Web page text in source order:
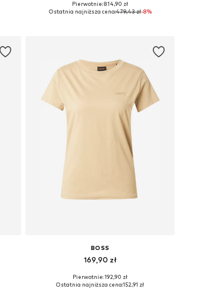
Dostępne rozmiary: 34, 36, 38, 40, 42, 44
Pierwotnie: 814,90 zł
Ostatnia najniższa cena:479,43 zł-8%
BOSS
169,90 zł
+3
Dostępne rozmiary: XS, S, M, L
Pierwotnie: 192,90 zł
Ostatnia najniższa cena:152,91 zł